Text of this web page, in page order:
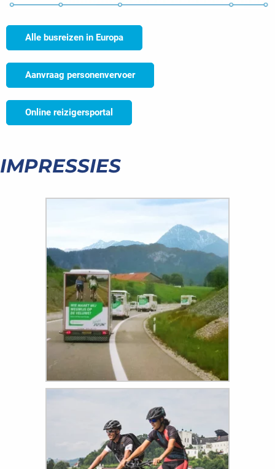
Alle busreizen in Europa
Aanvraag personenvervoer
Online reizigersportal
IMPRESSIES